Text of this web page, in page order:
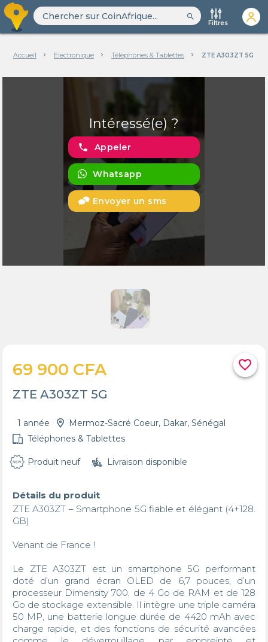
search
Filtres
Accueil Electronique Téléphones & Tablettes ZTE A303ZT 5G
Intéressé(e) ?
phone Appeler
Whatsapp
Envoyer un sms
favorite_border
69 900 CFA
ZTE A303ZT 5G
1 année
Mermoz-Sacré Coeur, Dakar, Sénégal
Téléphones & Tablettes
Produit neuf Livraison disponible
Détails du produit
ZTE A303ZT – Smartphone 5G fiable et élégant (4+128.
GB)
Venant de France !
Le ZTE A303ZT est un smartphone 5G performant
doté d’un grand écran OLED de 6,7 pouces, d’un
processeur Dimensity 700, de 4 Go de RAM et de 128
Go de stockage extensible. Il intègre une triple caméra
50 MP, une batterie longue durée de 4420 mAh avec
charge rapide, et des fonctions de sécurité avancées